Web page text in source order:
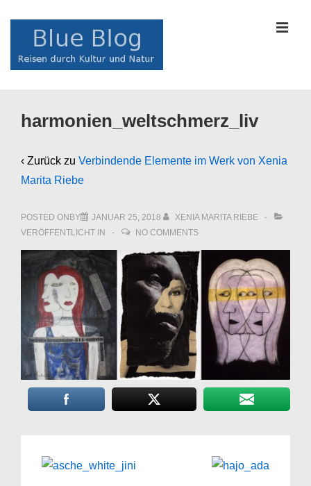
Navigation
harmonien_weltschmerz_liv
‹ Zurück zu Verbindende Elemente im Werk von Xenia
Marita Riebe
POSTED ONBY JANUAR 25, 2018
XENIA MARITA RIEBE
VERÖFFENTLICHT IN
NO COMMENTS